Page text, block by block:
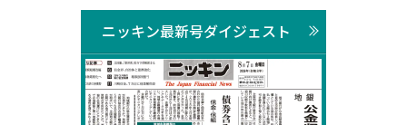
ニッキン最新号ダイジェスト